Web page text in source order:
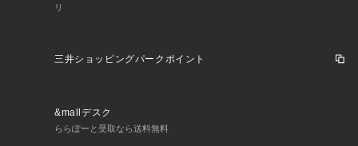
リ
三井ショッピングパークポイント
&mallデスク
ららぽーと受取なら送料無料